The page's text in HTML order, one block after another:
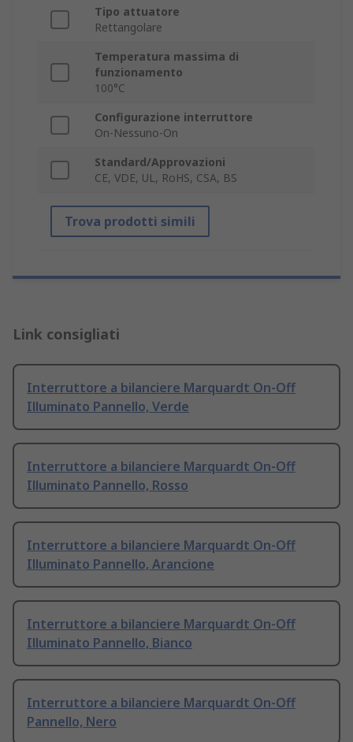
Tipo attuatore
Rettangolare
Temperatura massima di
funzionamento
100°C
Configurazione interruttore
On-Nessuno-On
Standard/Approvazioni
CE, VDE, UL, RoHS, CSA, BS
Trova prodotti simili
Link consigliati
Interruttore a bilanciere Marquardt On-Off
Illuminato Pannello, Verde
Interruttore a bilanciere Marquardt On-Off
Illuminato Pannello, Rosso
Interruttore a bilanciere Marquardt On-Off
Illuminato Pannello, Arancione
Interruttore a bilanciere Marquardt On-Off
Illuminato Pannello, Bianco
Interruttore a bilanciere Marquardt On-Off
Pannello, Nero